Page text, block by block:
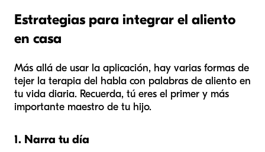
Estrategias para integrar el aliento
en casa
Más allá de usar la aplicación, hay varias formas de
tejer la terapia del habla con palabras de aliento en
tu vida diaria. Recuerda, tú eres el primer y más
importante maestro de tu hijo.
1. Narra tu día